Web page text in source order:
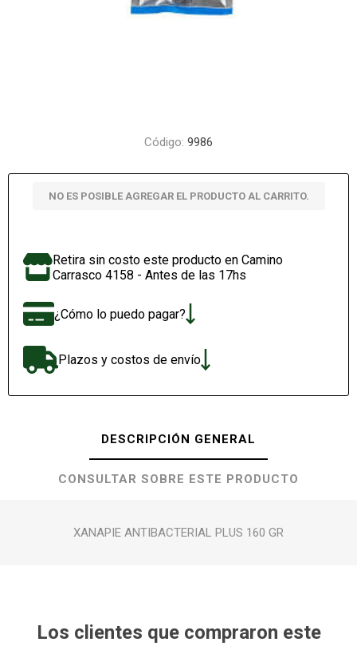
Código: 9986
NO ES POSIBLE AGREGAR EL PRODUCTO AL CARRITO.
Retira sin costo este producto en Camino
Carrasco 4158 - Antes de las 17hs
¿Cómo lo puedo pagar?
Plazos y costos de envío
DESCRIPCIÓN GENERAL
CONSULTAR SOBRE ESTE PRODUCTO
XANAPIE ANTIBACTERIAL PLUS 160 GR
Los clientes que compraron este